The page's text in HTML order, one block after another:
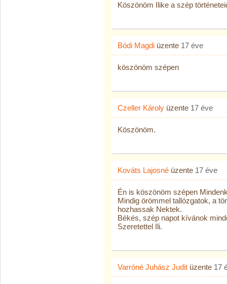
Köszönöm Ilike a szép
Bódi Magdi üzente 17 éve
köszönöm szépen
Czeller Károly üzente 17 éve
Köszönöm.
Kováts Lajosné üzente 17 éve
Én is köszönöm szépen
Mindig örömmel tallózgatok, a
hozhassak Nektek.
Békés, szép napot kívánok
Szeretettel Ili.
Varróné Juhász Judit üzente 17